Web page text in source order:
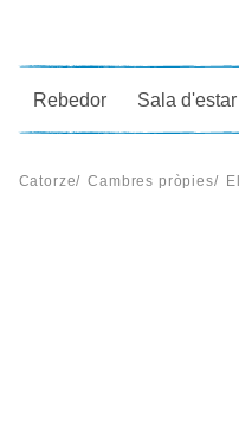
Rebedor Sala d'estar
Catorze/ Cambres pròpies/